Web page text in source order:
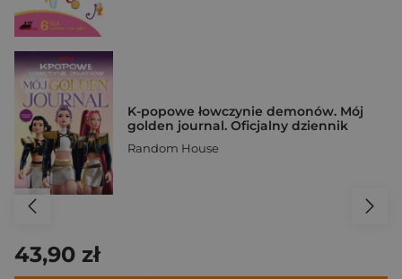
K-popowe łowczynie demonów. Mój
golden journal. Oficjalny dziennik
Random House
43,90 zł